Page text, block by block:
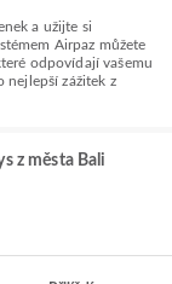
a užijte si
Airpaz můžete
odpovídají vašemu
nejlepší zážitek z
z města Bali